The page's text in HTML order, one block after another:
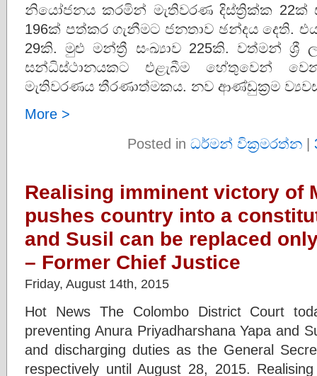
නියෝජනය කරමින් මැතිවරණ දිස්ත්‍රික්ක 22ක්
196ක් පත්කර ගැනීමට ජනතාව ඡන්දය දෙති.
29කි. මුළු මන්ත්‍රී සංඛ්‍යාව 225කි. වත්මන් ශ්‍රී
සන්ධිස්ථානයකට එළැබීම හේතුවෙන්
මැතිවරණය තීරණාත්මකය. නව ආණ්ඩුක්‍රම
More >
Posted in ධර්මන් වික්‍රමරත්න |
Realising imminent victory of
pushes country into a
and Susil can be replaced
– Former Chief Justice
Friday, August 14th, 2015
Hot News The Colombo District Court
preventing Anura Priyadharshana Yapa and
and discharging duties as the General
respectively until August 28, 2015.